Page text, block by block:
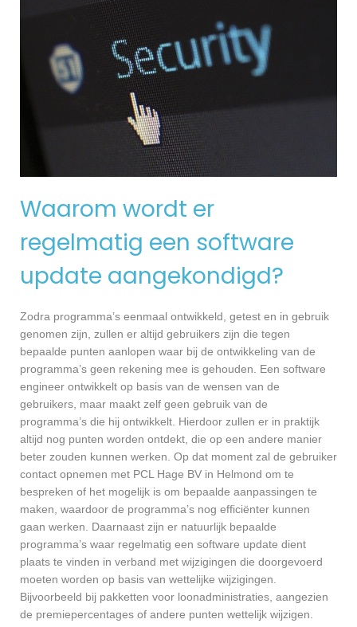
Waarom wordt er
regelmatig een software
update aangekondigd?
Zodra programma’s eenmaal ontwikkeld, getest en in gebruik
genomen zijn, zullen er altijd gebruikers zijn die tegen
bepaalde punten aanlopen waar bij de ontwikkeling van de
programma’s geen rekening mee is gehouden. Een software
engineer ontwikkelt op basis van de wensen van de
gebruikers, maar maakt zelf geen gebruik van de
programma’s die hij ontwikkelt. Hierdoor zullen er in praktijk
altijd nog punten worden ontdekt, die op een andere manier
beter zouden kunnen werken. Op dat moment zal de gebruiker
contact opnemen met PCL Hage BV in Helmond om te
bespreken of het mogelijk is om bepaalde aanpassingen te
maken, waardoor de programma’s nog efficiënter kunnen
gaan werken. Daarnaast zijn er natuurlijk bepaalde
programma’s waar regelmatig een software update dient
plaats te vinden in verband met wijzigingen die doorgevoerd
moeten worden op basis van wettelijke wijzigingen.
Bijvoorbeeld bij pakketten voor loonadministraties, aangezien
de premiepercentages of andere punten wettelijk wijzigen.